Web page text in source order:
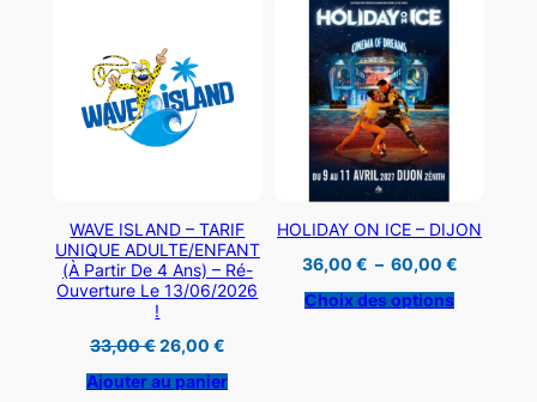
WAVE ISLAND – TARIF
UNIQUE ADULTE/ENFANT
(à Partir De 4 Ans) – Ré-
Ouverture Le 13/06/2026
!
33,00€Le
prix
initial
était :
26,00 €Le
actuel
est :
Ajouter au panier
HOLIDAY ON ICE – DIJON
36,00 € – 60,00 €Plage
Choix des options